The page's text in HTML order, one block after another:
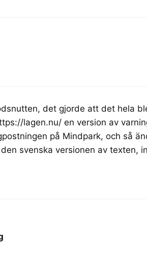
det gjorde att det hela
lagen.nu/ en version av
på Mindpark, och så
svenska versionen av texten,